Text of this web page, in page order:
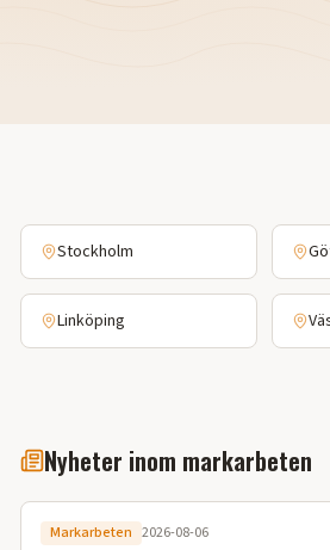
Stockholm
Linköping
Nyheter inom markarbeten
Markarbeten 2026-08-06